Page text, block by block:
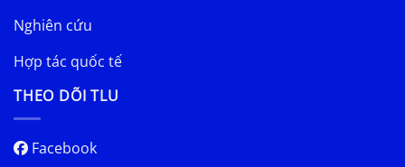
Nghiên cứu
Hợp tác quốc tế
THEO DÕI TLU
Facebook